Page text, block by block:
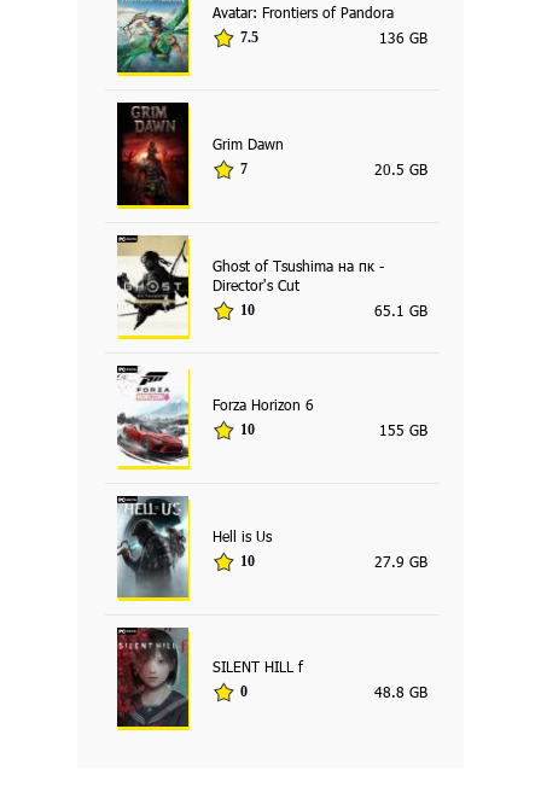
Avatar: Frontiers of Pandora
7.5 136 GB
Grim Dawn
7 20.5 GB
Ghost of Tsushima на пк -
Director's Cut
10 65.1 GB
Forza Horizon 6
10 155 GB
Hell is Us
10 27.9 GB
SILENT HILL f
0 48.8 GB